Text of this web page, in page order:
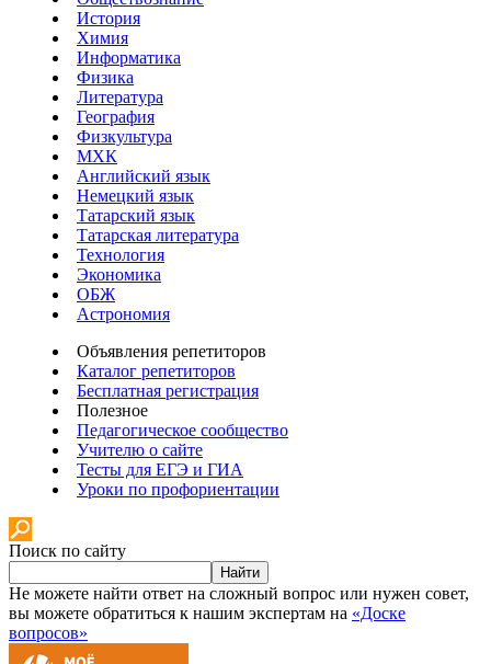
История
Химия
Информатика
Физика
Литература
География
Физкультура
МХК
Английский язык
Немецкий язык
Татарский язык
Татарская литература
Технология
Экономика
ОБЖ
Астрономия
Объявления репетиторов
Каталог репетиторов
Бесплатная регистрация
Полезное
Педагогическое сообщество
Учителю о сайте
Тесты для ЕГЭ и ГИА
Уроки по профориентации
Поиск по сайту
Найти
Не можете найти ответ на сложный вопрос или нужен совет,
вы можете обратиться к нашим экспертам на «Доске
вопросов»